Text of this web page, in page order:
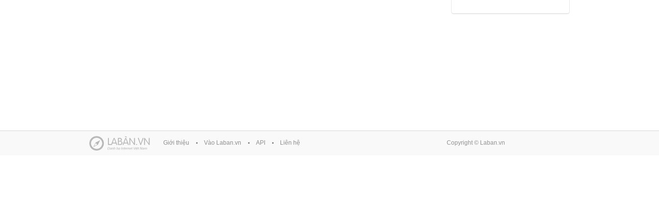
Giới thiệu Vào Laban.vn API Liên hệ Copyright © Laban.vn